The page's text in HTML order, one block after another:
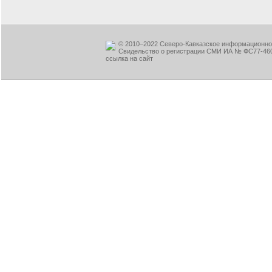
© 2010–2022 Северо-Кавказское
Свидельство о регистрации СМИ ИА № ФС77-
ссылка на сайт